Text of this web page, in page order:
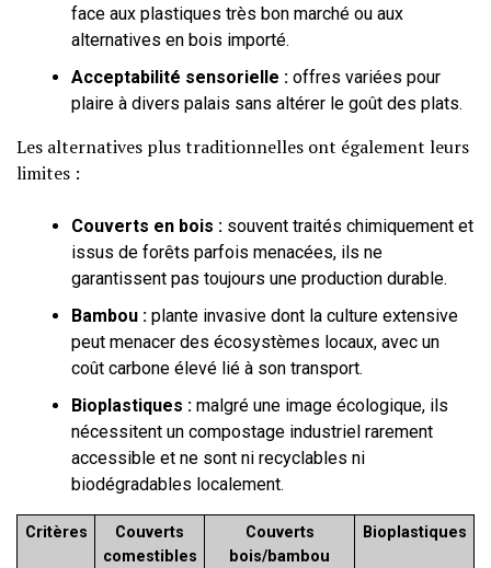
face aux plastiques très bon marché ou aux
alternatives en bois importé.
Acceptabilité sensorielle : offres variées pour
plaire à divers palais sans altérer le goût des plats.
Les alternatives plus traditionnelles ont également leurs
limites :
Couverts en bois : souvent traités chimiquement et
issus de forêts parfois menacées, ils ne
garantissent pas toujours une production durable.
Bambou : plante invasive dont la culture extensive
peut menacer des écosystèmes locaux, avec un
coût carbone élevé lié à son transport.
Bioplastiques : malgré une image écologique, ils
nécessitent un compostage industriel rarement
accessible et ne sont ni recyclables ni
biodégradables localement.
Critères
Couverts
comestibles
Couverts
bois/bambou
Bioplastiques